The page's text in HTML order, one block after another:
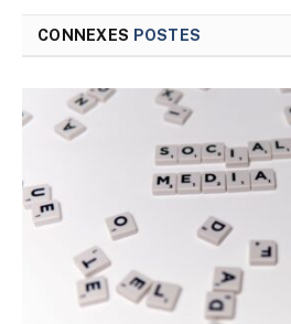
CONNEXES POSTES